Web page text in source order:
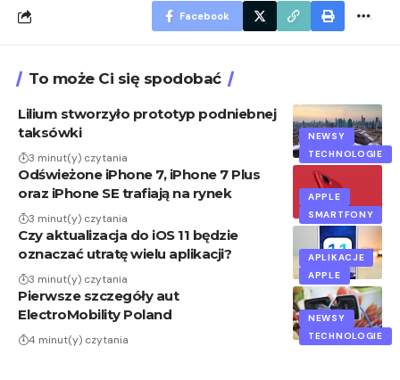
Facebook
To może Ci się spodobać
NEWSY
TECHNOLOGIE
Lilium stworzyło prototyp podniebnej
taksówki
3 minut(y) czytania
APPLE
SMARTFONY
Odświeżone iPhone 7, iPhone 7 Plus
oraz iPhone SE trafiają na rynek
3 minut(y) czytania
APLIKACJE
APPLE
Czy aktualizacja do iOS 11 będzie
oznaczać utratę wielu aplikacji?
3 minut(y) czytania
NEWSY
TECHNOLOGIE
Pierwsze szczegóły aut
ElectroMobility Poland
4 minut(y) czytania